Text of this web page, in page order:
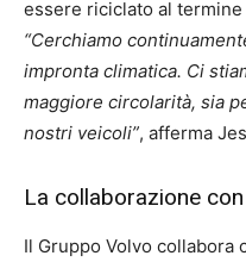
essere riciclato al
“Cerchiamo
impronta climatica. Ci
maggiore circolarità, sia
nostri veicoli”, afferma
La collaborazione con
Il Gruppo Volvo collabora